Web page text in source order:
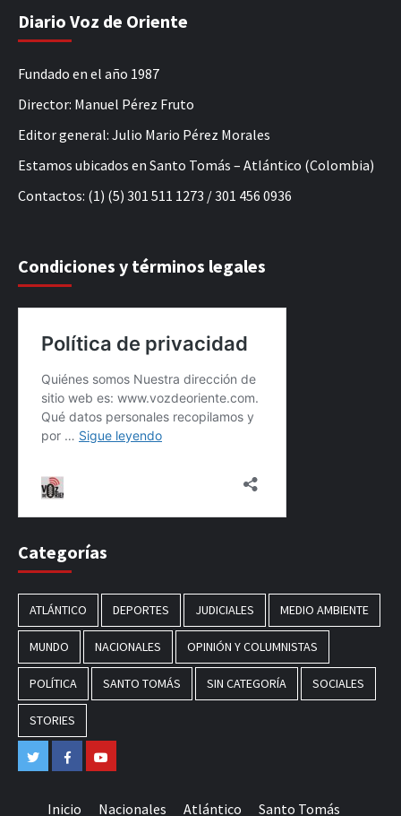
Diario Voz de Oriente
Fundado en el año 1987
Director: Manuel Pérez Fruto
Editor general: Julio Mario Pérez Morales
Estamos ubicados en Santo Tomás – Atlántico (Colombia)
Contactos: (1) (5) 301 511 1273 / 301 456 0936
Condiciones y términos legales
Categorías
ATLÁNTICO DEPORTES JUDICIALES MEDIO AMBIENTE
MUNDO NACIONALES OPINIÓN Y COLUMNISTAS
POLÍTICA SANTO TOMÁS SIN CATEGORÍA SOCIALES
STORIES
TwitterFacebook
Inicio Nacionales Atlántico Santo Tomás